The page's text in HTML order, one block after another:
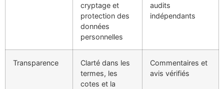
cryptage et
protection des
données
personnelles
audits
indépendants
Transparence
Clarté dans les
termes, les
cotes et la
Commentaires et
avis vérifiés